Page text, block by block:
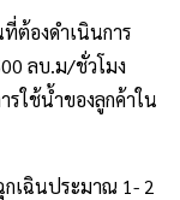
ต้องดำเนินการ
ลบ.ม/ชั่วโมง
รใช้น้ำของลูกค้าใน
เฉินประมาณ 1- 2